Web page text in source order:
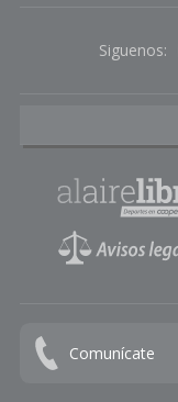
Siguenos:
Comunícate